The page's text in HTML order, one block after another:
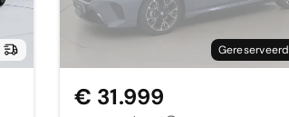
Gereserveerd
€ 31.999